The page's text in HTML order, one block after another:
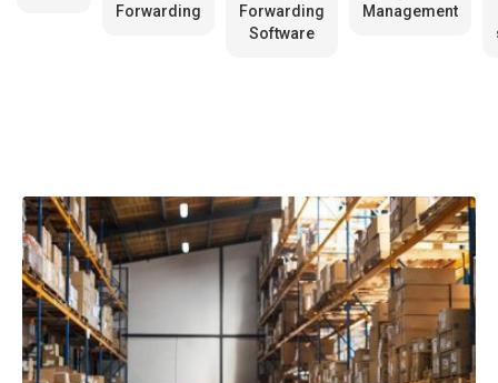
Forwarding
Forwarding
Software
Management